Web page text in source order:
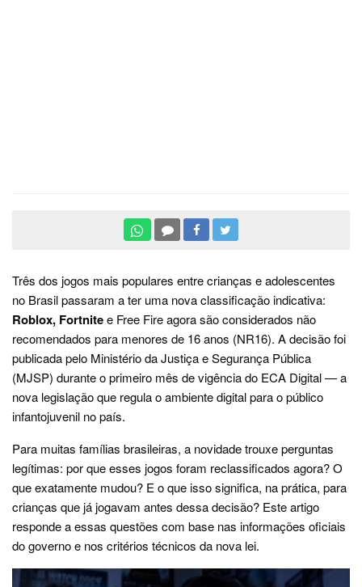
Três dos jogos mais populares entre crianças e adolescentes
no Brasil passaram a ter uma nova classificação indicativa:
Roblox, Fortnitee Free Fire agora são considerados não
recomendados para menores de 16 anos (NR16). A decisão foi
publicada pelo Ministério da Justiça e Segurança Pública
(MJSP) durante o primeiro mês de vigência do ECA Digital — a
nova legislação que regula o ambiente digital para o público
infantojuvenil no país.
Para muitas famílias brasileiras, a novidade trouxe perguntas
legítimas: por que esses jogos foram reclassificados agora? O
que exatamente mudou? E o que isso significa, na prática, para
crianças que já jogavam antes dessa decisão? Este artigo
responde a essas questões com base nas informações oficiais
do governo e nos critérios técnicos da nova lei.